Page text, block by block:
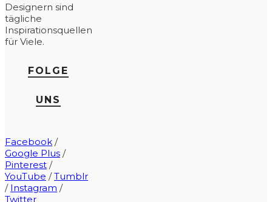
Designern sind
tägliche
Inspirationsquellen
für Viele.
FOLGE
UNS
Facebook /
Google Plus /
Pinterest /
YouTube /Tumblr
/ Instagram /
Twitter